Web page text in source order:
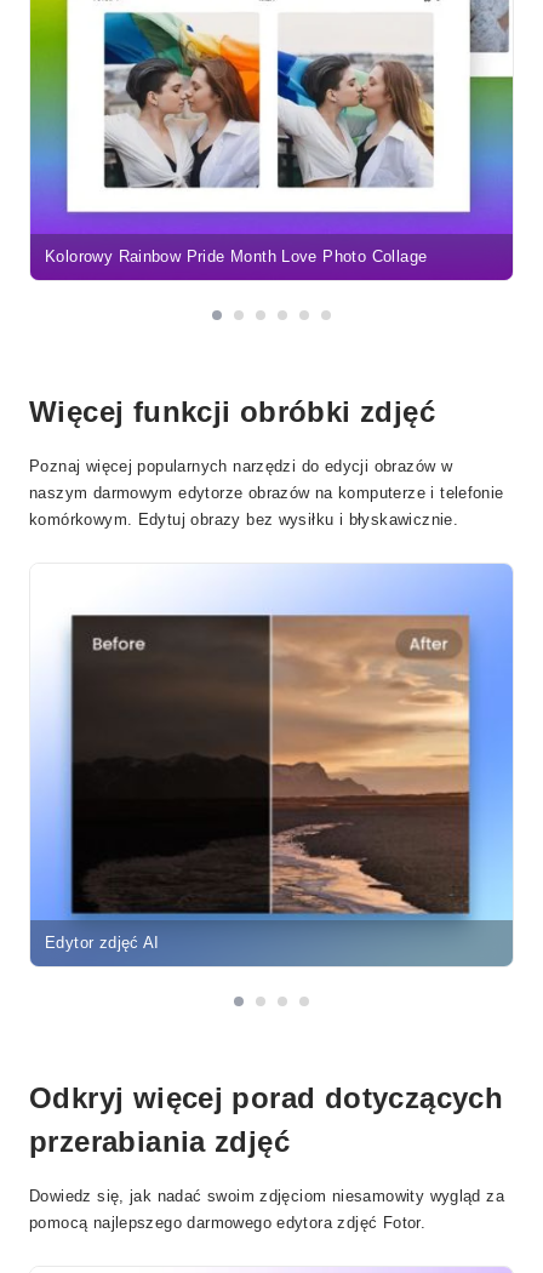
Kolorowy Rainbow Pride Month Love Photo Collage
Więcej funkcji obróbki zdjęć
Poznaj więcej popularnych narzędzi do edycji obrazów w
naszym darmowym edytorze obrazów na komputerze i telefonie
komórkowym. Edytuj obrazy bez wysiłku i błyskawicznie.
Edytor zdjęć AI
Odkryj więcej porad dotyczących
przerabiania zdjęć
Dowiedz się, jak nadać swoim zdjęciom niesamowity wygląd za
pomocą najlepszego darmowego edytora zdjęć Fotor.